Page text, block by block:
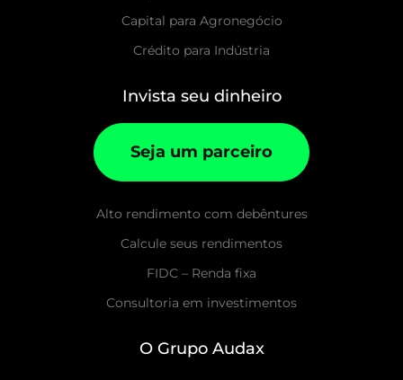
Capital para Agronegócio
Crédito para Indústria
Invista seu dinheiro
Seja um parceiro
Alto rendimento com debêntures
Calcule seus rendimentos
FIDC – Renda fixa
Consultoria em investimentos
O Grupo Audax